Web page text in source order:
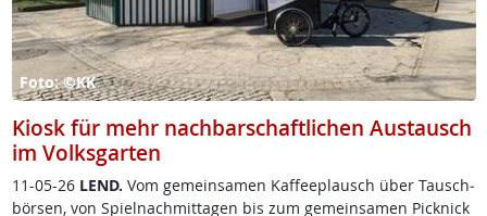
Foto: ©KK
Kiosk für mehr nachbarschaftlichen Austausch
im Volksgarten
11-05-26 LEND. Vom ge­mein­sa­men Kaf­fee­plausch über Tausch­
bör­sen, von Spiel­nach­mit­ta­gen bis zum ge­mein­sa­men Pick­nick